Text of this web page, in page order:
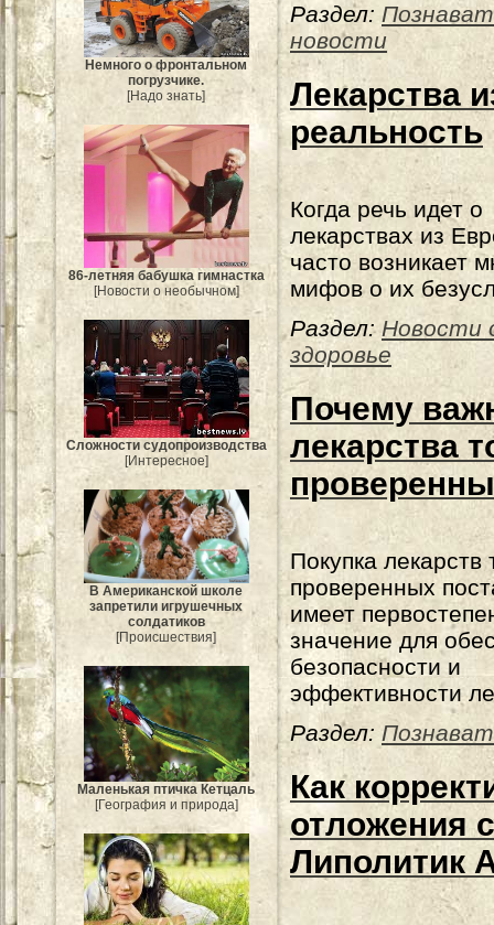
Немного о фронтальном
погрузчике.
[Надо знать]
86-летняя бабушка гимнастка
[Новости о необычном]
Сложности судопроизводства
[Интересное]
В Американской школе
запретили игрушечных
солдатиков
[Происшествия]
Маленькая птичка Кетцаль
[География и природа]
Раздел:
новости
Лекарства
реальность
Когда речь идет о
лекарствах из
часто возникает
мифов о их
Раздел: Новости
здоровье
Почему
лекарства
Покупка лекарств
проверенных
имеет
значение для
безопасности и
эффективности
Раздел:
Как
отложения
Липолитик